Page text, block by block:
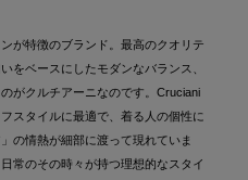
が特徴のブランド。最高のクオリテ
をベースにしたモダンなバランス、
がクルチアーニなのです。Cruciani
スタイルに最適で、着る人の個性に
の情熱が細部に渡って現れていま
常のその時々が持つ理想的なスタイ